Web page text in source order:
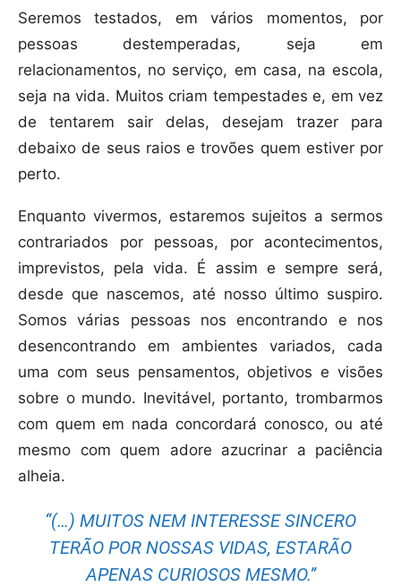
Seremos testados, em vários momentos, por
pessoas destemperadas, seja em
relacionamentos, no serviço, em casa, na escola,
seja na vida. Muitos criam tempestades e, em vez
de tentarem sair delas, desejam trazer para
debaixo de seus raios e trovões quem estiver por
perto.
Enquanto vivermos, estaremos sujeitos a sermos
contrariados por pessoas, por acontecimentos,
imprevistos, pela vida. É assim e sempre será,
desde que nascemos, até nosso último suspiro.
Somos várias pessoas nos encontrando e nos
desencontrando em ambientes variados, cada
uma com seus pensamentos, objetivos e visões
sobre o mundo. Inevitável, portanto, trombarmos
com quem em nada concordará conosco, ou até
mesmo com quem adore azucrinar a paciência
alheia.
“(…) MUITOS NEM INTERESSE SINCERO
TERÃO POR NOSSAS VIDAS, ESTARÃO
APENAS CURIOSOS MESMO.”